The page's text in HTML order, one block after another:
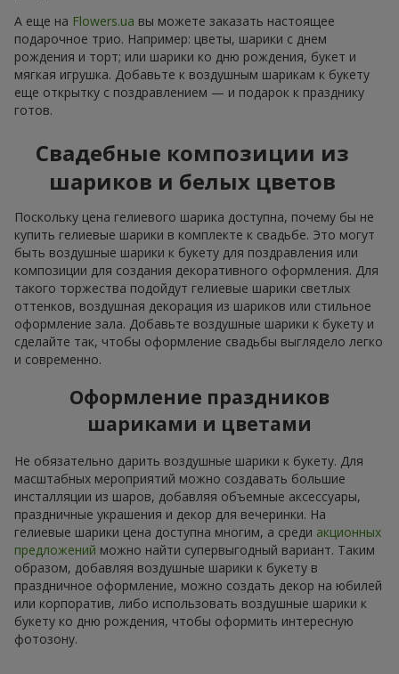
А еще на Flowers.ua вы можете заказать настоящее
подарочное трио. Например: цветы, шарики с днем
рождения и торт; или шарики ко дню рождения, букет и
мягкая игрушка. Добавьте к воздушным шарикам к букету
еще открытку с поздравлением — и подарок к празднику
готов.
Свадебные композиции из
шариков и белых цветов
Поскольку цена гелиевого шарика доступна, почему бы не
купить гелиевые шарики в комплекте к свадьбе. Это могут
быть воздушные шарики к букету для поздравления или
композиции для создания декоративного оформления. Для
такого торжества подойдут гелиевые шарики светлых
оттенков, воздушная декорация из шариков или стильное
оформление зала. Добавьте воздушные шарики к букету и
сделайте так, чтобы оформление свадьбы выглядело легко
и современно.
Оформление праздников
шариками и цветами
Не обязательно дарить воздушные шарики к букету. Для
масштабных мероприятий можно создавать большие
инсталляции из шаров, добавляя объемные аксессуары,
праздничные украшения и декор для вечеринки. На
гелиевые шарики цена доступна многим, а среди акционных
предложений можно найти супервыгодный вариант. Таким
образом, добавляя воздушные шарики к букету в
праздничное оформление, можно создать декор на юбилей
или корпоратив, либо использовать воздушные шарики к
букету ко дню рождения, чтобы оформить интересную
фотозону.